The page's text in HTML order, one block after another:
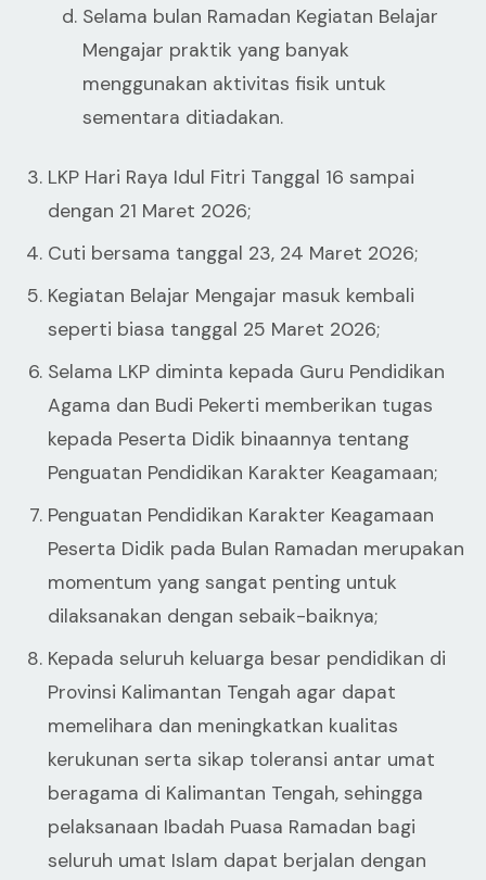
Selama bulan Ramadan Kegiatan Belajar
Mengajar praktik yang banyak
menggunakan aktivitas fisik untuk
sementara ditiadakan.
LKP Hari Raya Idul Fitri Tanggal 16 sampai
dengan 21 Maret 2026;
Cuti bersama tanggal 23, 24 Maret 2026;
Kegiatan Belajar Mengajar masuk kembali
seperti biasa tanggal 25 Maret 2026;
Selama LKP diminta kepada Guru Pendidikan
Agama dan Budi Pekerti memberikan tugas
kepada Peserta Didik binaannya tentang
Penguatan Pendidikan Karakter Keagamaan;
Penguatan Pendidikan Karakter Keagamaan
Peserta Didik pada Bulan Ramadan merupakan
momentum yang sangat penting untuk
dilaksanakan dengan sebaik-baiknya;
Kepada seluruh keluarga besar pendidikan di
Provinsi Kalimantan Tengah agar dapat
memelihara dan meningkatkan kualitas
kerukunan serta sikap toleransi antar umat
beragama di Kalimantan Tengah, sehingga
pelaksanaan Ibadah Puasa Ramadan bagi
seluruh umat Islam dapat berjalan dengan